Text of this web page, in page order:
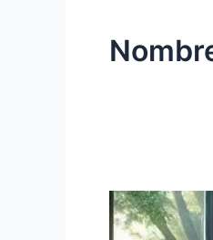
Talleres
de